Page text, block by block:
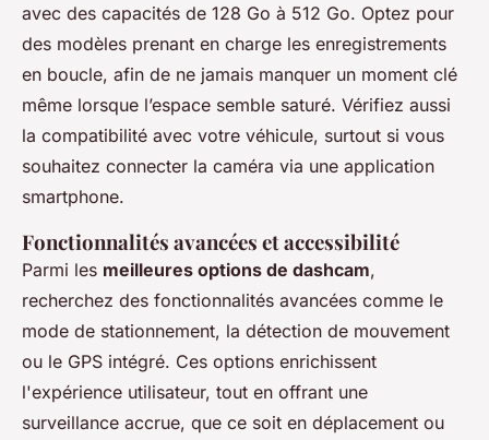
avec des capacités de 128 Go à 512 Go. Optez pour
des modèles prenant en charge les enregistrements
en boucle, afin de ne jamais manquer un moment clé
même lorsque l’espace semble saturé. Vérifiez aussi
la compatibilité avec votre véhicule, surtout si vous
souhaitez connecter la caméra via une application
smartphone.
Fonctionnalités avancées et accessibilité
Parmi les meilleures options de dashcam,
recherchez des fonctionnalités avancées comme le
mode de stationnement, la détection de mouvement
ou le GPS intégré. Ces options enrichissent
l'expérience utilisateur, tout en offrant une
surveillance accrue, que ce soit en déplacement ou